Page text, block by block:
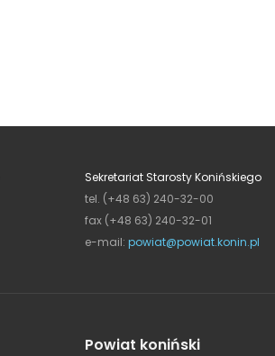
Sekretariat Starosty Konińskiego
tel. (+48 63) 240-32-00
fax (+48 63) 240-32-01
e-mail: powiat@powiat.konin.pl
Powiat koniński